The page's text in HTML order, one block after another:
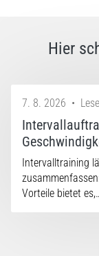
Hier
7. 8. 2026 •
Intervalltraining
Vorteile bietet